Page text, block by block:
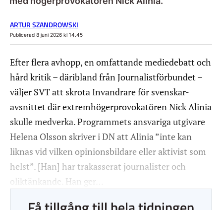
ARTUR SZANDROWSKI
Publicerad 8 juni 2026 kl 14.45
Efter flera avhopp, en omfattande mediedebatt och
hård kritik – däribland från Journalistförbundet –
väljer SVT att skrota Invandrare för svenskar-
avsnittet där extremhögerprovokatören Nick Alinia
skulle medverka. Programmets ansvariga utgivare
Helena Olsson skriver i DN att Alinia ”inte kan
liknas vid vilken opinionsbildare eller aktivist som
helst”. [Han] har trakasserat journalister och
oliktänkande. Han ger…